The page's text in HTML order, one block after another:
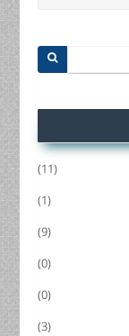
(11)
(1)
(9)
(0)
(0)
(3)